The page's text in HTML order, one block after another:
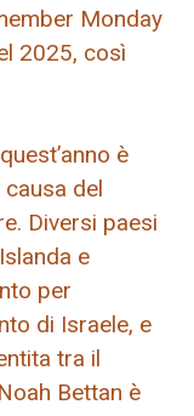
Monday
2025, così
è
del
Diversi paesi
e
per
di Israele, e
tra il
Bettan è